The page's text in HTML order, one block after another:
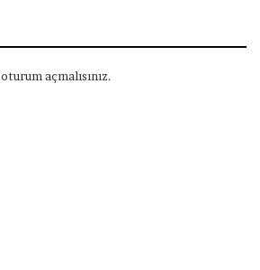
oturum açmalısınız.